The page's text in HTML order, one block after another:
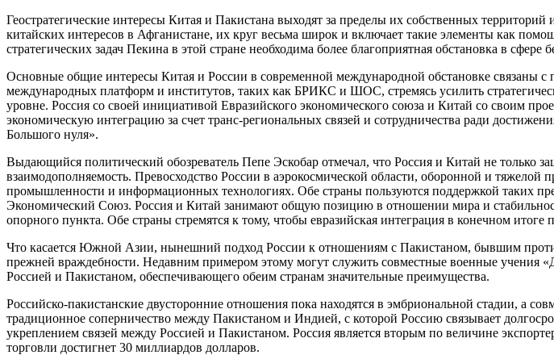
Геостратегические интересы Китая и Пакистана выходят за пределы их собственных
китайских интересов в Афганистане, их круг весьма широк и включает такие элементы как
стратегических задач Пекина в этой стране необходима более благоприятная обстановка в сфере
Основные общие интересы Китая и России в современной международной обстановке
международных платформ и институтов, таких как БРИКС и ШОС, стремясь усилить
уровне. Россия со своей инициативой Евразийского экономического союза и Китай со своим
экономическую интеграцию за счет транс-региональных связей и сотрудничества ради
Большого нуля».
Выдающийся политический обозреватель Пепе Эскобар отмечал, что Россия и Китай не
взаимодополняемость. Превосходство России в аэрокосмической области, оборонной и тяжелой
промышленности и информационных технологиях. Обе страны пользуются поддержкой
Экономический Союз. Россия и Китай занимают общую позицию в отношении мира и
опорного пункта. Обе страны стремятся к тому, чтобы евразийская интеграция в конечном
Что касается Южной Азии, нынешний подход России к отношениям с Пакистаном, бывшим
прежней враждебности. Недавним примером этому могут служить совместные военные учения
Россией и Пакистаном, обеспечивающего обеим странам значительные преимущества.
Российско-пакистанские двусторонние отношения пока находятся в эмбриональной стадии, а
традиционное соперничество между Пакистаном и Индией, с которой Россию связывает
укреплением связей между Россией и Пакистаном. Россия является вторым по величине
торговли достигнет 30 миллиардов долларов.